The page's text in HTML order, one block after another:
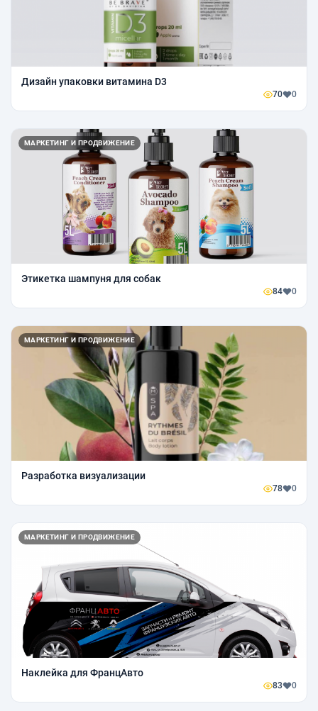
Дизайн упаковки витамина D3
70 0
МАРКЕТИНГ И ПРОДВИЖЕНИЕ
Этикетка шампуня для собак
84 0
МАРКЕТИНГ И ПРОДВИЖЕНИЕ
Разработка визуализации
78 0
МАРКЕТИНГ И ПРОДВИЖЕНИЕ
Наклейка для ФранцАвто
83 0